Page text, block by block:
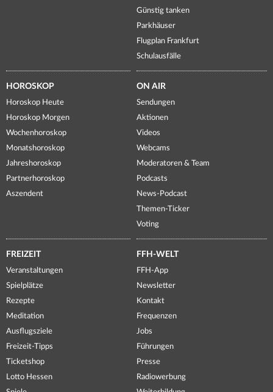
Günstig tanken
Parkhäuser
Flugplan Frankfurt
Schulausfälle
HOROSKOP
Horoskop Heute
Horoskop Morgen
Wochenhoroskop
Monatshoroskop
Jahreshoroskop
Partnerhoroskop
Aszendent
ON AIR
Sendungen
Aktionen
Videos
Webcams
Moderatoren & Team
Podcasts
News-Podcast
Themen-Ticker
Voting
FREIZEIT
Veranstaltungen
Spielplätze
Rezepte
Meditation
Ausflugsziele
Freizeit-Tipps
Ticketshop
Lotto Hessen
FFH-WELT
FFH-App
Newsletter
Kontakt
Frequenzen
Jobs
Führungen
Presse
Radiowerbung